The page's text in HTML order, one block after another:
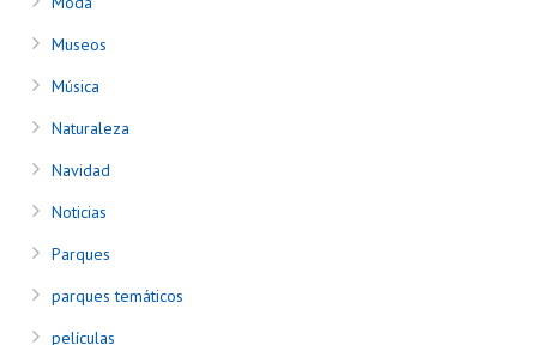
Museos
Música
Naturaleza
Navidad
Noticias
Parques
parques temáticos
películas